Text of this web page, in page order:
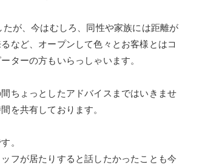
が、今はむしろ、同性や家族には距離が
など、オープンして色々とお客様とはコ
ターの方もいらっしゃいます。
ちょっとしたアドバイスまではいきませ
を共有しております。
。
フが居たりすると話したかったことも今